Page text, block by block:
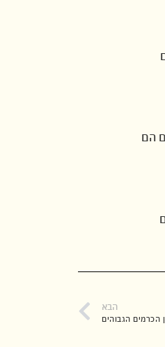
הם
הבא
הכרמים הגבוהים